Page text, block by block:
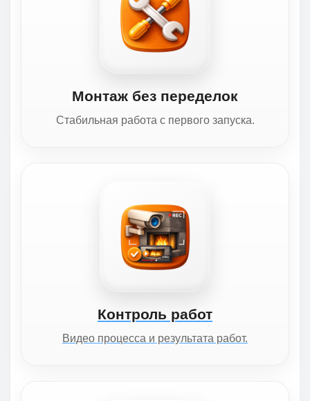
Монтаж без переделок
Стабильная работа с первого запуска.
Контроль работ
Видео процесса и результата работ.